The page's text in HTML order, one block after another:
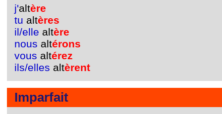
j'altère
tu altères
il/elle altère
nous altérons
vous altérez
ils/elles altèrent
Imparfait